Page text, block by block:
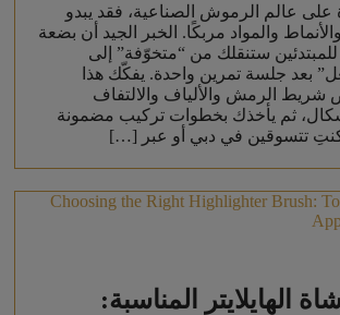
على عالم الرموش الصناعية، فقد يبدو
والمواد مربكًا. الخبر الجيد أن بضعة
ستنقلك من “متخوّفة” إلى
بعد جلسة تمرين واحدة. يفكّك هذا
شريط الرمش والألياف والالتفاف
ثم يأخذك بخطوات تركيب مضمونة
كنتِ تتسوقين في دبي أو عبر […]
الهايلايتر المناسبة: